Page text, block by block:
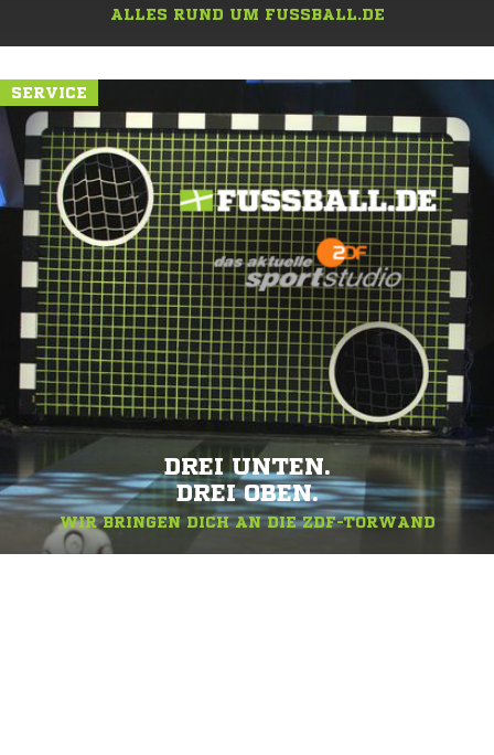
ALLES RUND UM FUSSBALL.DE
SERVICE
DREI UNTEN.
DREI OBEN.
WIR BRINGEN DICH AN DIE ZDF-TORWAND